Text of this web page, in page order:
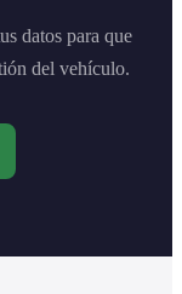
datos para que
del vehículo.